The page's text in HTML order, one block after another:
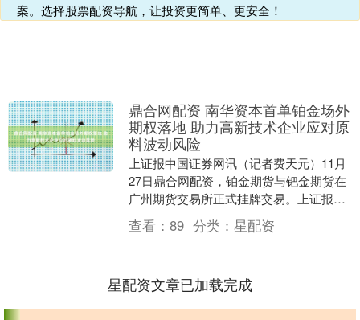
案。选择股票配资导航，让投资更简单、更安全！
鼎合网配资 南华资本首单铂金场外
期权落地 助力高新技术企业应对原
料波动风险
上证报中国证券网讯（记者费天元）11月
27日鼎合网配资，铂金期货与钯金期货在
广州期货交易所正式挂牌交易。上证报记
者获悉，在铂金期货上市首日，南华期货
以及风险管理....
查看： 89 分类： 星配资
星配资文章已加载完成